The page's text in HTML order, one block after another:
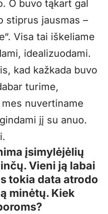
O buvo tąkart gal
stiprus jausmas –
Visa tai iškeliame
idealizuodami.
kad kažkada buvo
turime,
nuvertiname
jį su anuo.
įsimylėjėlių
Vieni ją labai
tokia data atrodo
minėtų. Kiek